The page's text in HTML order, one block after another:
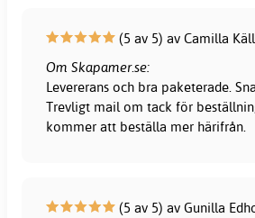
(5 av 5) av Camilla
Om Skapamer.se:
Levererans och bra paketerade.
Trevligt mail om tack för
kommer att beställa mer härifrån.
(5 av 5) av Gunilla